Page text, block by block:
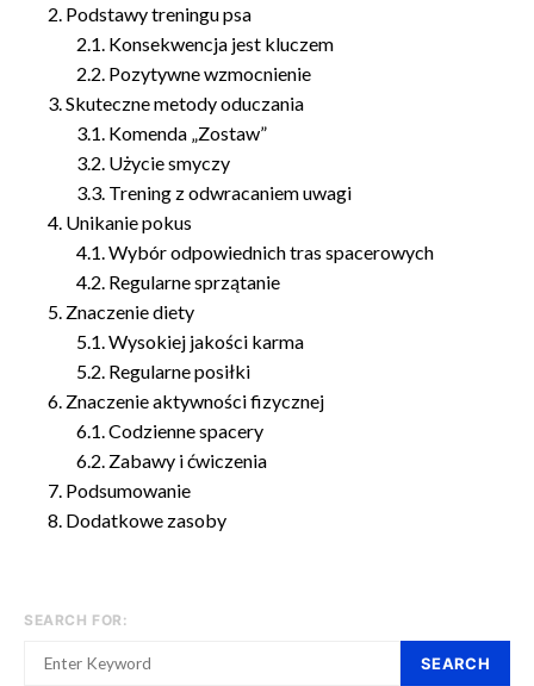
Podstawy treningu psa
Konsekwencja jest kluczem
Pozytywne wzmocnienie
Skuteczne metody oduczania
Komenda „Zostaw”
Użycie smyczy
Trening z odwracaniem uwagi
Unikanie pokus
Wybór odpowiednich tras spacerowych
Regularne sprzątanie
Znaczenie diety
Wysokiej jakości karma
Regularne posiłki
Znaczenie aktywności fizycznej
Codzienne spacery
Zabawy i ćwiczenia
Podsumowanie
Dodatkowe zasoby
SEARCH FOR:
SEARCH